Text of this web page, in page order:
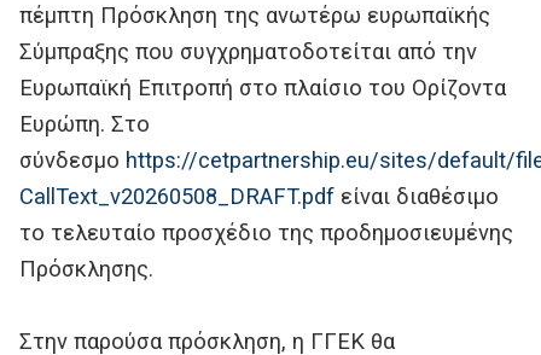
πέμπτη Πρόσκληση της ανωτέρω ευρωπαϊκής
Σύμπραξης που συγχρηματοδοτείται από την
Ευρωπαϊκή Επιτροπή στο πλαίσιο του Ορίζοντα
Ευρώπη. Στο
σύνδεσμο https://cetpartnership.eu/sites/default/
CallText_v20260508_DRAFT.pdf είναι διαθέσιμο
το τελευταίο προσχέδιο της προδημοσιευμένης
Πρόσκλησης.
Στην παρούσα πρόσκληση, η ΓΓΕΚ θα